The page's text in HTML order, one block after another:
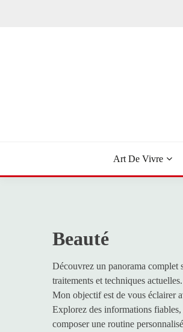
Art De Vivre
Beauté
Découvrez un panorama complet
traitements et techniques actuelles.
Mon objectif est de vous éclairer
Explorez des informations
composer une routine